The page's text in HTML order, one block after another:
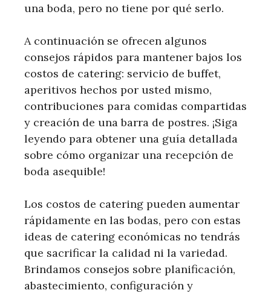
una boda, pero no tiene por qué serlo.
A continuación se ofrecen algunos
consejos rápidos para mantener bajos los
costos de catering: servicio de buffet,
aperitivos hechos por usted mismo,
contribuciones para comidas compartidas
y creación de una barra de postres. ¡Siga
leyendo para obtener una guía detallada
sobre cómo organizar una recepción de
boda asequible!
Los costos de catering pueden aumentar
rápidamente en las bodas, pero con estas
ideas de catering económicas no tendrás
que sacrificar la calidad ni la variedad.
Brindamos consejos sobre planificación,
abastecimiento, configuración y